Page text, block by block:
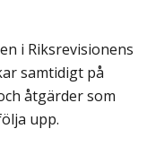
i Riksrevisionens
samtidigt på
åtgärder som
upp.